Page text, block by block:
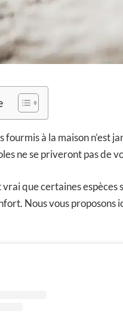
fourmis à la maison
ne se priveront pas de
vrai que certaines
Nous vous proposons